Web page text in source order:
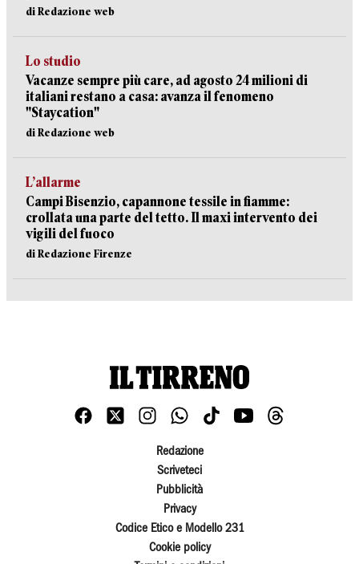
di Redazione web
Lo studio
Vacanze sempre più care, ad agosto 24 milioni di
italiani restano a casa: avanza il fenomeno
"Staycation"
di Redazione web
L’allarme
Campi Bisenzio, capannone tessile in fiamme:
crollata una parte del tetto. Il maxi intervento dei
vigili del fuoco
di Redazione Firenze
Redazione
Scriveteci
Pubblicità
Privacy
Codice Etico e Modello 231
Cookie policy